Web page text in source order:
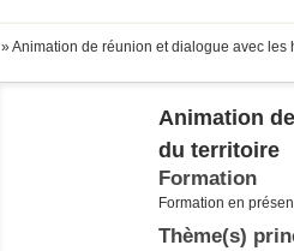
» Animation de réunion et dialogue avec les
Animation
du territoire
Formation
Formation en
Thème(s)